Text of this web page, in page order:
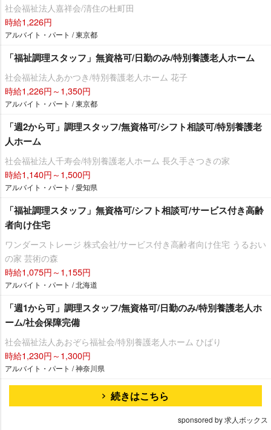
社会福祉法人嘉祥会/清住の杜町田
時給1,226円
アルバイト・パート / 東京都
「福祉調理スタッフ」無資格可/日勤のみ/特別養護老人ホーム
社会福祉法人あかつき/特別養護老人ホーム 花子
時給1,226円～1,350円
アルバイト・パート / 東京都
「週2から可」調理スタッフ/無資格可/シフト相談可/特別養護老
人ホーム
社会福祉法人千寿会/特別養護老人ホーム 長久手さつきの家
時給1,140円～1,500円
アルバイト・パート / 愛知県
「福祉調理スタッフ」無資格可/シフト相談可/サービス付き高齢
者向け住宅
ワンダーストレージ 株式会社/サービス付き高齢者向け住宅 うるおい
の家 芸術の森
時給1,075円～1,155円
アルバイト・パート / 北海道
「週1から可」調理スタッフ/無資格可/日勤のみ/特別養護老人ホ
ーム/社会保障完備
社会福祉法人あおぞら福祉会/特別養護老人ホーム ひばり
時給1,230円～1,300円
アルバイト・パート / 神奈川県
続きはこちら
sponsored by 求人ボックス